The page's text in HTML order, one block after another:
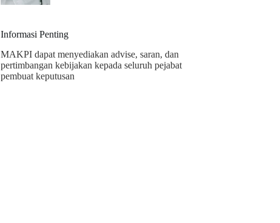
Informasi Penting
MAKPI dapat menyediakan advise, saran, dan
pertimbangan kebijakan kepada seluruh pejabat
pembuat keputusan